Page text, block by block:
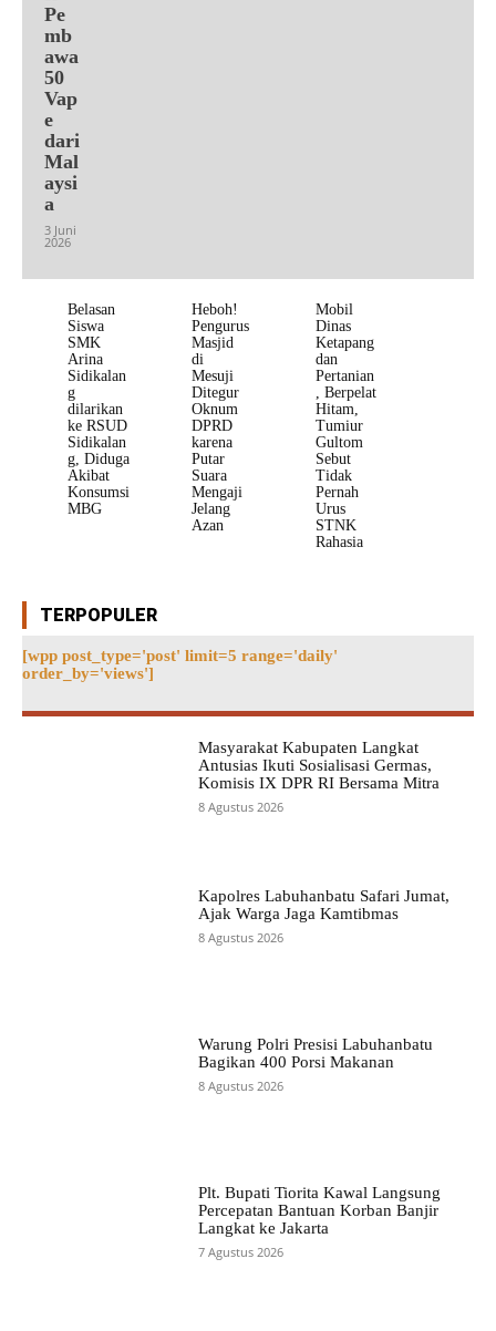
Pe
mb
awa
50
Vap
e
dari
Mal
aysi
a
3 Juni
2026
Belasan
Siswa
SMK
Arina
Sidikalan
g
dilarikan
ke RSUD
Sidikalan
g, Diduga
Akibat
Konsumsi
MBG
Heboh!
Pengurus
Masjid
di
Mesuji
Ditegur
Oknum
DPRD
karena
Putar
Suara
Mengaji
Jelang
Azan
Mobil
Dinas
Ketapang
dan
Pertanian
, Berpelat
Hitam,
Tumiur
Gultom
Sebut
Tidak
Pernah
Urus
STNK
Rahasia
TERPOPULER
[wpp post_type='post' limit=5 range='daily'
order_by='views']
Masyarakat Kabupaten Langkat
Antusias Ikuti Sosialisasi Germas,
Komisis IX DPR RI Bersama Mitra
8 Agustus 2026
Kapolres Labuhanbatu Safari Jumat,
Ajak Warga Jaga Kamtibmas
8 Agustus 2026
Warung Polri Presisi Labuhanbatu
Bagikan 400 Porsi Makanan
8 Agustus 2026
Plt. Bupati Tiorita Kawal Langsung
Percepatan Bantuan Korban Banjir
Langkat ke Jakarta
7 Agustus 2026